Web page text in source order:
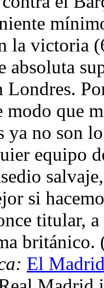
la victoria
absoluta
Londres.
modo que
ya no son
equipo
si
titular,
El